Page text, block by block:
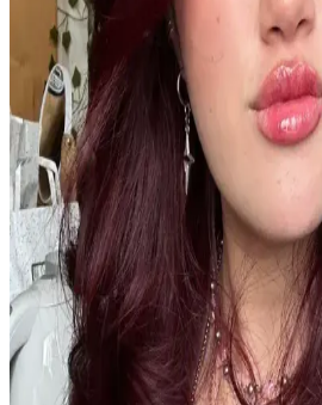
Dermasuction saç boncuk zımbası,
rengiyle saçlara sofistike bir görünüm
günlük ve özel günler için ideal.
Kısa Saç ve Tırnakların
Güzelliğin Yeniden
Kısa saç ve tırnaklar, pratiklik, hijyen ve
doğal güzelliği ve bakım anlayışını
yaklaşım, bireysel özgürlük ve rahatlığı
Ofis Ortamında Cilt ve Saç
Yöntemleri ve Nedenleri
Ofis ortamının kuru havası, floresan
sirkülasyonu cilt ve saç sağlığını
sorunların nedenleri ve etkili bakım